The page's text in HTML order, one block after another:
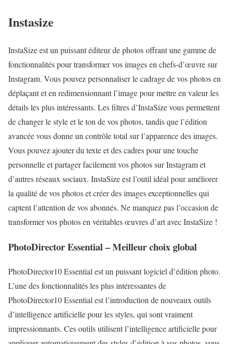
Instasize
InstaSize est un puissant éditeur de photos offrant une gamme de
fonctionnalités pour transformer vos images en chefs-d’œuvre sur
Instagram. Vous pouvez personnaliser le cadrage de vos photos en
déplaçant et en redimensionnant l’image pour mettre en valeur les
détails les plus intéressants. Les filtres d’InstaSize vous permettent
de changer le style et le ton de vos photos, tandis que l’édition
avancée vous donne un contrôle total sur l’apparence des images.
Vous pouvez ajouter du texte et des cadres pour une touche
personnelle et partager facilement vos photos sur Instagram et
d’autres réseaux sociaux. InstaSize est l’outil idéal pour améliorer
la qualité de vos photos et créer des images exceptionnelles qui
captent l’attention de vos abonnés. Ne manquez pas l’occasion de
transformer vos photos en véritables œuvres d’art avec InstaSize !
PhotoDirector Essential – Meilleur choix global
PhotoDirector10 Essential est un puissant logiciel d’édition photo.
L’une des fonctionnalités les plus intéressantes de
PhotoDirector10 Essential est l’introduction de nouveaux outils
d’intelligence artificielle pour les styles, qui sont vraiment
impressionnants. Ces outils utilisent l’intelligence artificielle pour